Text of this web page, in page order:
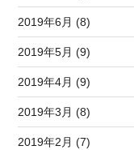
2019年6月 (8)
2019年5月 (9)
2019年4月 (9)
2019年3月 (8)
2019年2月 (7)